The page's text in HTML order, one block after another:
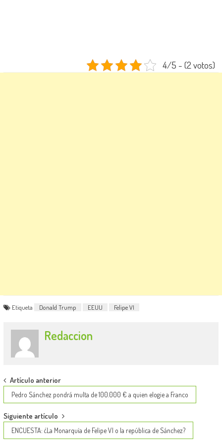
4/5 - (2 votos)
Etiqueta Donald Trump EEUU Felipe VI
Redaccion
Post
navigation
Artículo anterior
Pedro Sánchez pondrá multa de 100.000 € a quien elogie a Franco
Siguiente artículo
ENCUESTA: ¿La Monarquía de Felipe VI o la república de Sánchez?